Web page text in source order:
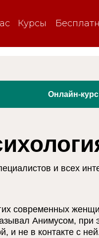
Курсы
Онлайн-курс
современных
Анимусом, при
и не в контакте с
и всех